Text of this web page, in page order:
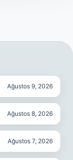
Ağustos 9, 2026
Ağustos 8, 2026
Ağustos 7, 2026